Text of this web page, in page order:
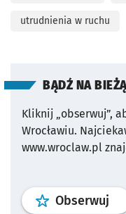
utrudnienia w ruchu
BĄDŹ NA
Kliknij „obserwuj”,
Wrocławiu.
www.wroclaw.pl
Obserwuj